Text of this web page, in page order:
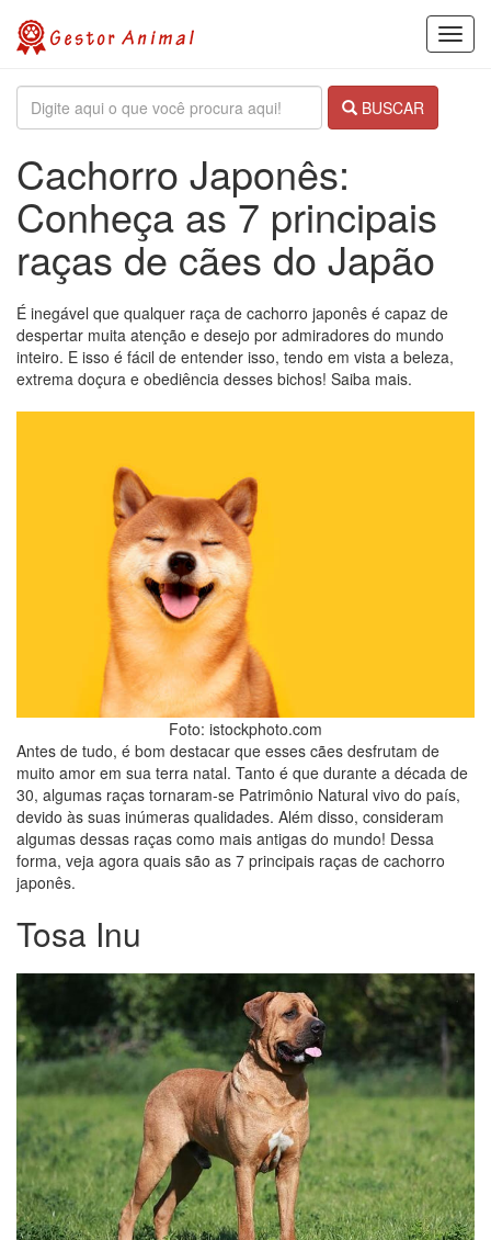
BUSCAR
Cachorro Japonês:
Conheça as 7 principais
raças de cães do Japão
É inegável que qualquer raça de cachorro japonês é capaz de
despertar muita atenção e desejo por admiradores do mundo
inteiro. E isso é fácil de entender isso, tendo em vista a beleza,
extrema doçura e obediência desses bichos! Saiba mais.
Foto: istockphoto.com
Antes de tudo, é bom destacar que esses cães desfrutam de
muito amor em sua terra natal. Tanto é que durante a década de
30, algumas raças tornaram-se Patrimônio Natural vivo do país,
devido às suas inúmeras qualidades. Além disso, consideram
algumas dessas raças como mais antigas do mundo! Dessa
forma, veja agora quais são as 7 principais raças de cachorro
japonês.
Tosa Inu